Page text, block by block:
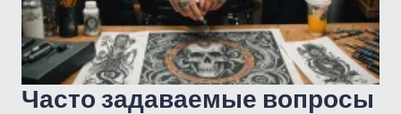
Часто задаваемые вопросы